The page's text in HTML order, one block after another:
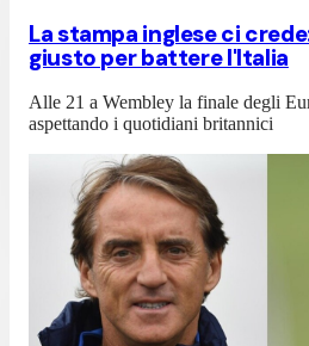
La stampa inglese ci
giusto per battere l'Italia
Alle 21 a Wembley la finale degli
aspettando i quotidiani britannici